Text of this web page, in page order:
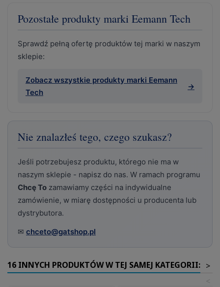
Pozostałe produkty marki Eemann Tech
Sprawdź pełną ofertę produktów tej marki w naszym
sklepie:
Zobacz wszystkie produkty marki Eemann
Tech
→
Nie znalazłeś tego, czego szukasz?
Jeśli potrzebujesz produktu, którego nie ma w
naszym sklepie - napisz do nas. W ramach programu
Chcę To zamawiamy części na indywidualne
zamówienie, w miarę dostępności u producenta lub
dystrybutora.
✉ chceto@gatshop.pl
16 INNYCH PRODUKTÓW W TEJ SAMEJ KATEGORII: >
<